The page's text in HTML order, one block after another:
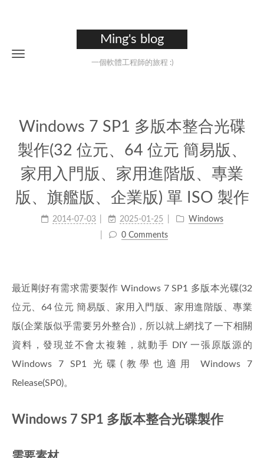
Ming's blog
一個軟體工程師的旅程 :)
Windows 7 SP1 多版本整合光碟
製作(32 位元、64 位元 簡易版、
家用入門版、家用進階版、專業
版、旗艦版、企業版) 單 ISO 製作
2014-07-03 2025-01-25
Windows
0 Comments
最近剛好有需求需要製作 Windows 7 SP1 多版本光碟(32
位元、64 位元 簡易版、家用入門版、家用進階版、專業
版(企業版似乎需要另外整合))，所以就上網找了一下相關
資料，發現並不會太複雜，就動手 DIY 一張原版源的
Windows 7 SP1 光碟(教學也適用 Windows 7
Release(SP0)。
Windows 7 SP1 多版本整合光碟製作